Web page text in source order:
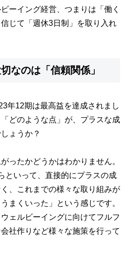
ーイング経営、つまりは「働く
じて「週休3日制」を取り入れ
なのは「信頼関係」
年12期は最高益を達成されまし
どのような点」が、プラスな成
ょうか？
ったかどうかはわかりません。
といって、直接的にプラスの成
、これまでの様々な取り組みが
まくいった」という感じです。
ェルビーイングに向けてフルフ
社作りなど様々な施策を行って